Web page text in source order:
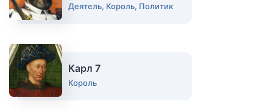
Деятель, Король, Политик
Карл 7
Король